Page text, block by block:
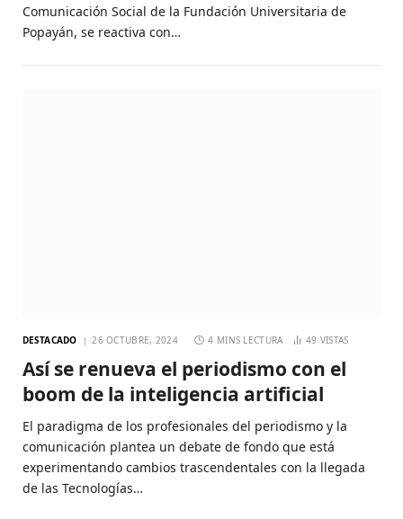
Comunicación Social de la Fundación Universitaria de
Popayán, se reactiva con…
DESTACADO 26 OCTUBRE, 2024 4 MINS LECTURA 49 VISTAS
Así se renueva el periodismo con el
boom de la inteligencia artificial
El paradigma de los profesionales del periodismo y la
comunicación plantea un debate de fondo que está
experimentando cambios trascendentales con la llegada
de las Tecnologías…